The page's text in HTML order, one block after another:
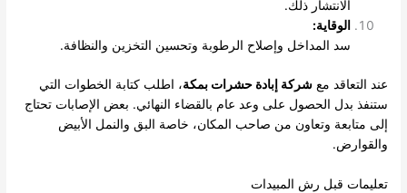
الانتشار ذلك.
الوقاية:
سد المداخل وإصلاح الرطوبة وتحسين التخزين والنظافة.
عند التعاقد معشركة إبادة حشرات بمكة، اطلب كتابة الخطوات التي
ستنفذ بدل الحصول على وعد عام بالقضاء النهائي. بعض الإصابات تحتاج
إلى متابعة وتعاون من صاحب المكان، خاصة البق والنمل الأبيض
والقوارض.
تعليمات قبل رش المبيدات